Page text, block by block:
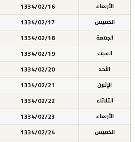
الأربعاء 1334/02/16
الخميس 1334/02/17
الجمعة 1334/02/18
السبت 1334/02/19
الأحد 1334/02/20
الإثنين 1334/02/21
الثلاثاء 1334/02/22
الأربعاء 1334/02/23
الخميس 1334/02/24